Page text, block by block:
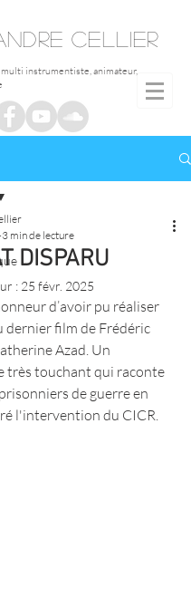
CELLIER
instrumentiste, animateur,
DISPARU
3 min de lecture
: 25 févr. 2025
d’avoir pu réaliser
dernier film de Frédéric
Azad. Un
très touchant qui raconte
de guerre en
l'intervention du CICR.